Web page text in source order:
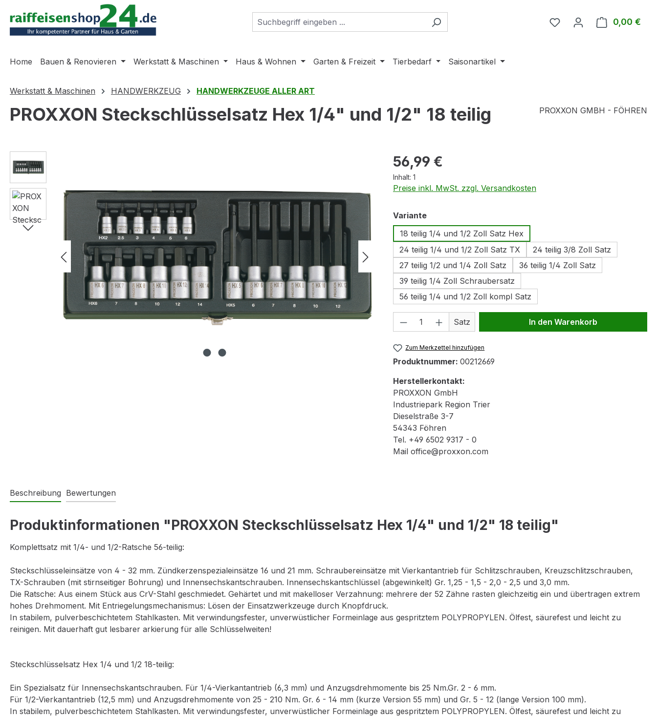
Hauptinhalt springen
Zur Suche springen
Zur Hauptnavigation springen
0,00 €
Home Bauen & Renovieren Werkstatt & Maschinen Haus & Wohnen Garten & Freizeit Tierbedarf Saisonartikel
Werkstatt & Maschinen HANDWERKZEUG HANDWERKZEUGE ALLER ART
PROXXON Steckschlüsselsatz Hex 1/4" und 1/2" 18 teilig PROXXON GMBH - FÖHREN
Regulärer Preis:
56,99 €
Inhalt: 1
Preise inkl. MwSt. zzgl. Versandkosten
Varianteauswählen
18 teilig 1/4 und 1/2 Zoll Satz Hex
24 teilig 1/4 und 1/2 Zoll Satz TX
24 teilig 3/8 Zoll Satz
27 teilig 1/2 und 1/4 Zoll Satz
36 teilig 1/4 Zoll Satz
39 teilig 1/4 Zoll Schraubersatz
56 teilig 1/4 und 1/2 Zoll kompl Satz
Produkt Anzahl: Gib den gewünschten Wert
Satz In den Warenkorb
Zum Merkzettel hinzufügen
Produktnummer: 00212669
Herstellerkontakt:
PROXXON GmbH
Industriepark Region Trier
Dieselstraße 3-7
54343 Föhren
Tel. +49 6502 9317 - 0
Mail office@proxxon.com
Beschreibung Bewertungen
Produktinformationen "PROXXON Steckschlüsselsatz Hex 1/4" und 1/2" 18 teilig"
Komplettsatz mit 1/4- und 1/2-Ratsche 56-teilig:
Steckschlüsseleinsätze von 4 - 32 mm. Zündkerzenspezialeinsätze 16 und 21 mm. Schraubereinsätze mit Vierkantantrieb für Schlitzschrauben, Kreuzschlitzschrauben,
TX-Schrauben (mit stirnseitiger Bohrung) und Innensechskantschrauben. Innensechskantschlüssel (abgewinkelt) Gr. 1,25 - 1,5 - 2,0 - 2,5 und 3,0 mm.
Die Ratsche: Aus einem Stück aus CrV-Stahl geschmiedet. Gehärtet und mit makelloser Verzahnung: mehrere der 52 Zähne rasten gleichzeitig ein und übertragen extrem
hohes Drehmoment. Mit Entriegelungsmechanismus: Lösen der Einsatzwerkzeuge durch Knopfdruck.
In stabilem, pulverbeschichtetem Stahlkasten. Mit verwindungsfester, unverwüstlicher Formeinlage aus gespritztem POLYPROPYLEN. Ölfest, säurefest und leicht zu
reinigen. Mit dauerhaft gut lesbarer arkierung für alle Schlüsselweiten!
Steckschlüsselsatz Hex 1/4 und 1/2 18-teilig:
Ein Spezialsatz für Innensechskantschrauben. Für 1/4-Vierkantantrieb (6,3 mm) und Anzugsdrehmomente bis 25 Nm.Gr. 2 - 6 mm.
Für 1/2-Vierkantantrieb (12,5 mm) und Anzugsdrehmomente von 25 - 210 Nm. Gr. 6 - 14 mm (kurze Version 55 mm) und Gr. 5 - 12 (lange Version 100 mm).
In stabilem, pulverbeschichtetem Stahlkasten. Mit verwindungsfester, unverwüstlicher Formeinlage aus gespritztem POLYPROPYLEN. Ölfest, säurefest und leicht zu